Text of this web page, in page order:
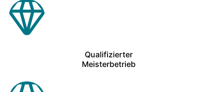
Qualifizierter
Meisterbetrieb